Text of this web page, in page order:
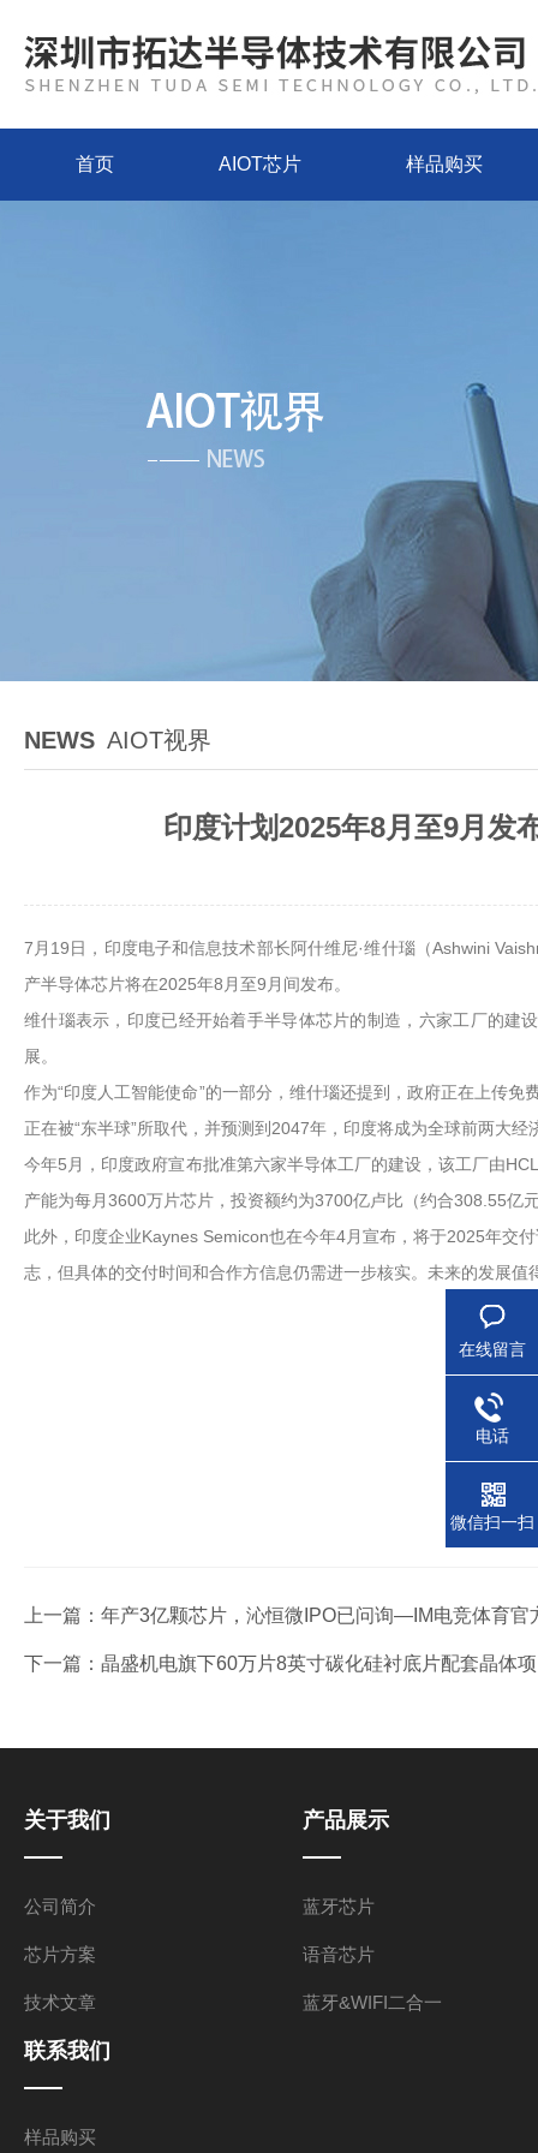
首页 AIOT芯片 样品购买
NEWS AIOT视界
印度计划2025年8月至9月发
7月19日，印度电子和信息技术部长阿什维尼·维什瑙（Ashwini
产半导体芯片将在2025年8月至9月间发布。
维什瑙表示，印度已经开始着手半导体芯片的制造，六家工厂的建
展。
作为“印度人工智能使命”的一部分，维什瑙还提到，政府正在上传
正在被“东半球”所取代，并预测到2047年，印度将成为全球前两大经
今年5月，印度政府宣布批准第六家半导体工厂的建设，该工厂由
产能为每月3600万片芯片，投资额约为3700亿卢比（约合308.55亿
此外，印度企业Kaynes Semicon也在今年4月宣布，将于2025年交
志，但具体的交付时间和合作方信息仍需进一步核实。未来的发展值
上一篇： 年产3亿颗芯片，沁恒微IPO已问询—IM电竞体育官
下一篇： 晶盛机电旗下60万片8英寸碳化硅衬底片配套晶体
关于我们
公司简介
芯片方案
技术文章
产品展示
蓝牙芯片
语音芯片
蓝牙&WIFI二合一
联系我们
样品购买
在线留言
电话
微信扫一扫